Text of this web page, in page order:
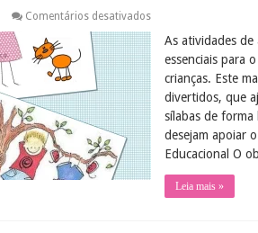
Comentários desativadosem
de
alfabetização
com
sílabas
simples
para
imprimir
As atividades de
essenciais para
crianças. Este
divertidos, que
sílabas de
desejam apoiar
Educacional O
Leia mais »